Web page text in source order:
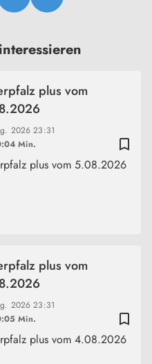
bookmark_border
202623:31
Min.
plus vom
plus vom 5.08.2026
bookmark_border
202623:31
Min.
plus vom
plus vom 4.08.2026